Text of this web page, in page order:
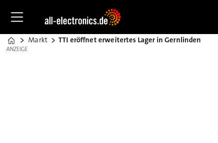
Home
Markt TTI eröffnet erweitertes Lager in Gernlinden
ANZEIGE
ANZEIGE